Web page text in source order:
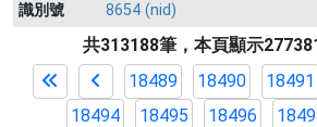
識別號
8654 (nid)
共313188筆，本頁顯示
18489
18490 18491
18494
18495 18496